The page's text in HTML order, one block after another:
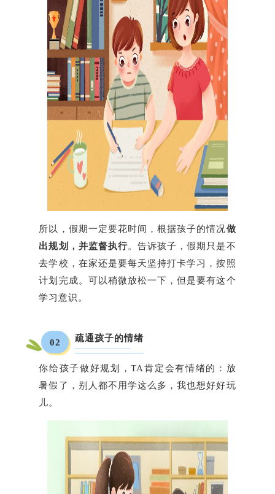
所以，假期一定要花时间，根据孩子的情况做
出规划，并监督执行。告诉孩子，假期只是不
去学校，在家还是要每天坚持打卡学习，按照
计划完成。可以稍微放松一下，但是要有这个
学习意识。
02 疏通孩子的情绪
你给孩子做好规划，TA肯定会有情绪的：放
暑假了，别人都不用学这么多，我也想好好玩
儿。